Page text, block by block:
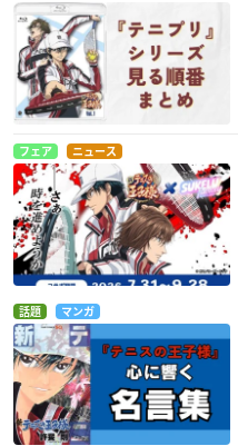
フェア ニュース
話題 マンガ